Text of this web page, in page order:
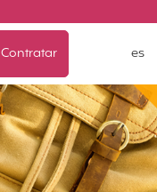
Contratar es